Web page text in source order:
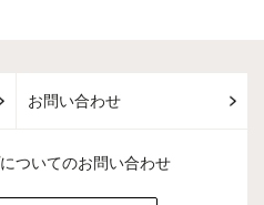
お問い合わせ
ついてのお問い合わせ